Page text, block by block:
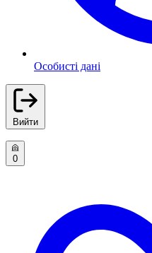
Особисті дані
Вийти
0